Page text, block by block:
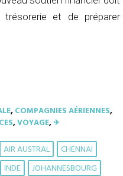
et de préparer
,COMPAGNIES AÉRIENNES,
,VOYAGE,✈︎
AIR AUSTRAL
CHENNAI
INDE
JOHANNESBOURG